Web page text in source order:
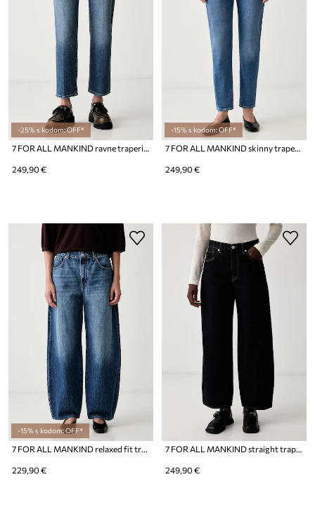
-25% s kodom: OFF*
7 FOR ALL MANKIND ravne traperice za žene
249,90 €
-15% s kodom: OFF*
7 FOR ALL MANKIND skinny traperice za žene
249,90 €
-15% s kodom: OFF*
7 FOR ALL MANKIND relaxed fit traperice za žene
229,90 €
7 FOR ALL MANKIND straight traperice za žene
249,90 €